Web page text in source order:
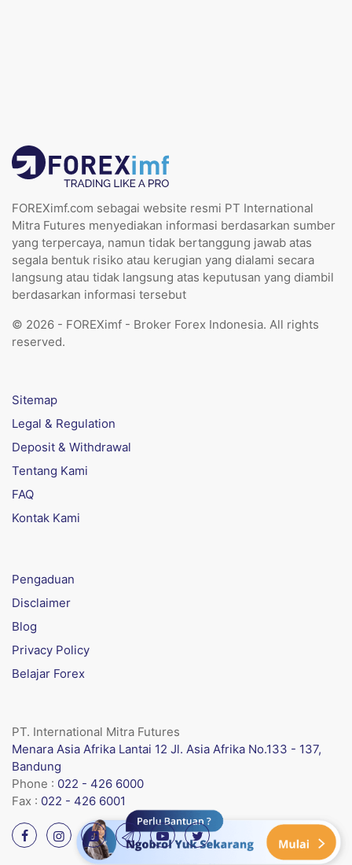
FOREXimf.com sebagai website resmi PT International
Mitra Futures menyediakan informasi berdasarkan sumber
yang terpercaya, namun tidak bertanggung jawab atas
segala bentuk risiko atau kerugian yang dialami secara
langsung atau tidak langsung atas keputusan yang diambil
berdasarkan informasi tersebut
© 2026 - FOREXimf - Broker Forex Indonesia. All rights
reserved.
Sitemap
Legal & Regulation
Deposit & Withdrawal
Tentang Kami
FAQ
Kontak Kami
Pengaduan
Disclaimer
Blog
Privacy Policy
Belajar Forex
PT. International Mitra Futures
Menara Asia Afrika Lantai 12 Jl. Asia Afrika No.133 - 137,
Bandung
Phone : 022 - 426 6000
Fax : 022 - 426 6001